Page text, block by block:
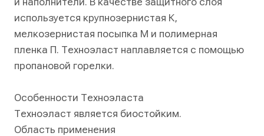
используется крупнозернистая К,
мелкозернистая посыпка М и полимерная
пленка П. Техноэласт наплавляется с помощью
пропановой горелки.
Особенности Техноэласта
Техноэласт является биостойким.
Область применения